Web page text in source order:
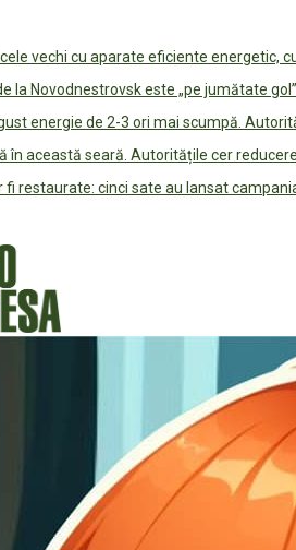
vechi cu aparate eficiente energetic,
la Novodnestrovsk este „pe jumătate gol”
energie de 2-3 ori mai scumpă.
în această seară. Autoritățile cer
restaurate: cinci sate au lansat